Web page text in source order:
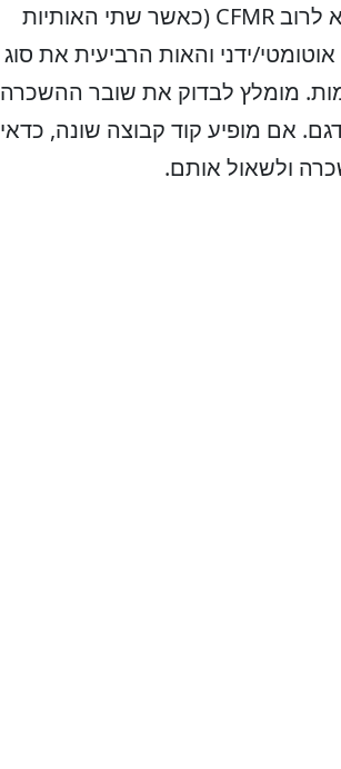
סוזוקי ג'ימני הוא רכב בקבוצת פנאי שטח קומפקטי / Compact. קוד הקבוצה הוא לרוב CFMR (כאשר שתי האותיות
ידני והאות הרביעית את סוג
מומלץ לבדוק את שובר ההשכרה
אם מופיע קוד קבוצה שונה, כדאי
ולשאול אותם.